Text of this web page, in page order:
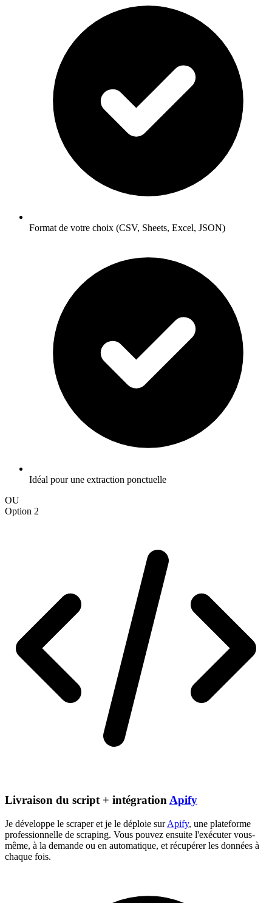
Format de votre choix (CSV, Sheets, Excel, JSON)
Idéal pour une extraction ponctuelle
OU
Option 2
Livraison du script + intégration Apify
Je développe le scraper et je le déploie surApify, une plateforme
professionnelle de scraping. Vous pouvez ensuite l'exécuter vous-
même, à la demande ou en automatique, et récupérer les données à
chaque fois.